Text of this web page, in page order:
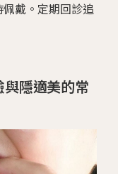
戴。定期回診追
與隱適美的常